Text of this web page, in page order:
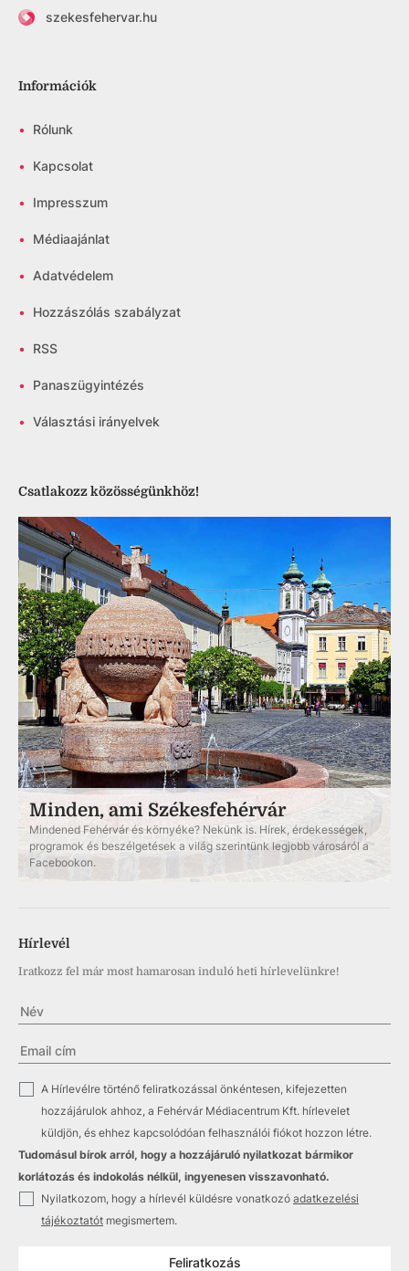
szekesfehervar.hu
Információk
• Rólunk
• Kapcsolat
• Impresszum
• Médiaajánlat
• Adatvédelem
• Hozzászólás szabályzat
• RSS
• Panaszügyintézés
• Választási irányelvek
Csatlakozz közösségünkhöz!
Minden, ami Székesfehérvár
Mindened Fehérvár és környéke? Nekünk is. Hírek, érdekességek,
programok és beszélgetések a világ szerintünk legjobb városáról a
Facebookon.
Hírlevél
Iratkozz fel már most hamarosan induló heti hírlevelünkre!
✓
A Hírlevélre történő feliratkozással önkéntesen, kifejezetten
hozzájárulok ahhoz, a Fehérvár Médiacentrum Kft. hírlevelet
küldjön, és ehhez kapcsolódóan felhasználói fiókot hozzon létre.
Tudomásul bírok arról, hogy a hozzájáruló nyilatkozat bármikor
korlátozás és indokolás nélkül, ingyenesen visszavonható.
✓ Nyilatkozom, hogy a hírlevél küldésre vonatkozó adatkezelési
tájékoztatót megismertem.
Feliratkozás